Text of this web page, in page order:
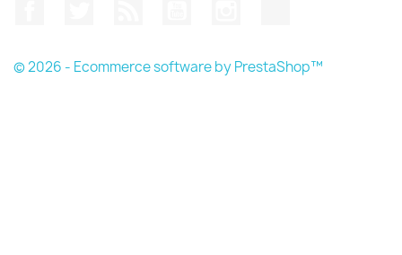
© 2026 - Ecommerce software by PrestaShop™